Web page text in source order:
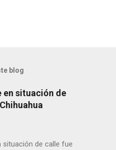
blog
en situación de
situación de calle fue